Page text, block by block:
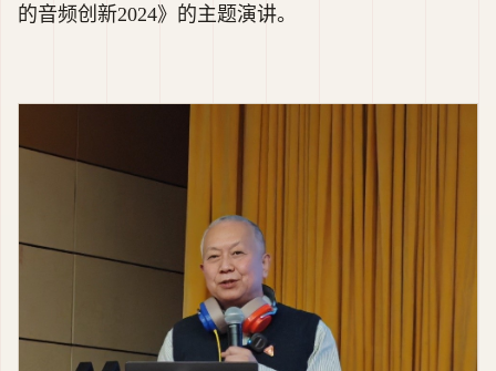
的音频创新2024》的主题演讲。